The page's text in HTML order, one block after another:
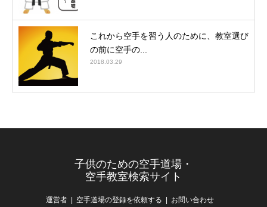
これから空手を習う人のために、教室選び
の前に空手の...
2018.03.29
子供のための空手道場・
空手教室検索サイト
運営者 空手道場の登録を依頼する お問い合わせ